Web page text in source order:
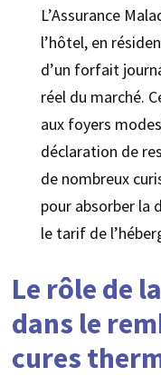
L’Assurance
l’hôtel, en
d’un forfait
réel du marché.
aux foyers
déclaration de
de nombreux
pour absorber la
le tarif de
Le rôle de
dans le
cures